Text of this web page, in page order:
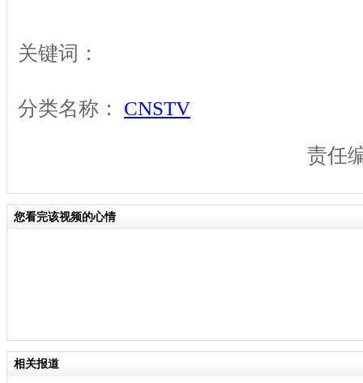
关键词：
分类名称： CNSTV
责任
您看完该视频的心情
相关报道